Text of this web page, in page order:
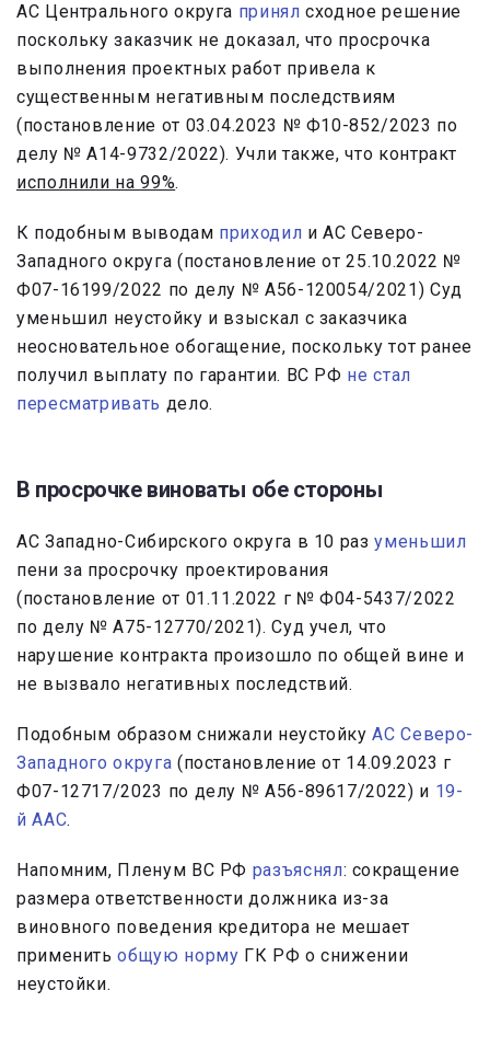
АС Центрального округа принял сходное решение
поскольку заказчик не доказал, что просрочка
выполнения проектных работ привела к
существенным негативным последствиям
(постановление от 03.04.2023 № Ф10-852/2023 по
делу № А14-9732/2022). Учли также, что контракт
исполнили на 99%.
К подобным выводам приходил и АС Северо-
Западного округа (постановление от 25.10.2022 №
Ф07-16199/2022 по делу № А56-120054/2021) Суд
уменьшил неустойку и взыскал с заказчика
неосновательное обогащение, поскольку тот ранее
получил выплату по гарантии. ВС РФ не стал
пересматривать дело.
В просрочке виноваты обе стороны
АС Западно-Сибирского округа в 10 разуменьшил
пени за просрочку проектирования
(постановление от 01.11.2022 г № Ф04-5437/2022
по делу № А75-12770/2021). Суд учел, что
нарушение контракта произошло по общей вине и
не вызвало негативных последствий.
Подобным образом снижали неустойкуАС Северо-
Западного округа (постановление от 14.09.2023 г
Ф07-12717/2023 по делу № А56-89617/2022) и 19-
й ААС.
Напомним, Пленум ВС РФ разъяснял: сокращение
размера ответственности должника из-за
виновного поведения кредитора не мешает
применитьобщую норму ГК РФ о снижении
неустойки.